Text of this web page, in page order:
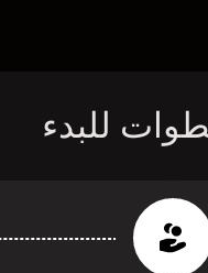
للبدء